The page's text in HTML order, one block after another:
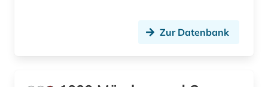
Israel (6)
Italien (1)
Zur Datenbank